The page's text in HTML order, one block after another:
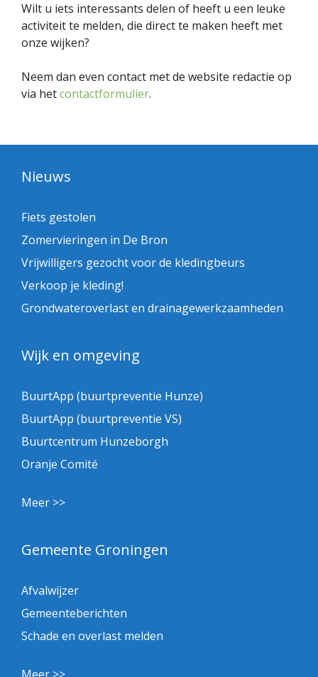
Wilt u iets interessants delen of heeft u een leuke
activiteit te melden, die direct te maken heeft met
onze wijken?
Neem dan even contact met de website redactie op
via hetcontactformulier.
Nieuws
Fiets gestolen
Zomervieringen in De Bron
Vrijwilligers gezocht voor de kledingbeurs
Verkoop je kleding!
Grondwateroverlast en drainagewerkzaamheden
Wijk en omgeving
BuurtApp (buurtpreventie Hunze)
BuurtApp (buurtpreventie VS)
Buurtcentrum Hunzeborgh
Oranje Comité
Meer >>
Gemeente Groningen
Afvalwijzer
Gemeenteberichten
Schade en overlast melden